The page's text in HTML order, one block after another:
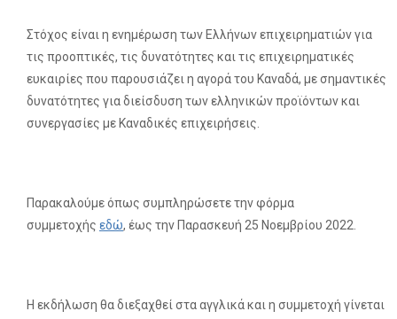
Στόχος είναι η ενημέρωση των Ελλήνων επιχειρηματιών για
τις προοπτικές, τις δυνατότητες και τις επιχειρηματικές
ευκαιρίες που παρουσιάζει η αγορά του Καναδά, με σημαντικές
δυνατότητες για διείσδυση των ελληνικών προϊόντων και
συνεργασίες με Καναδικές επιχειρήσεις.
Παρακαλούμε όπως συμπληρώσετε την φόρμα
συμμετοχής εδώ, έως την Παρασκευή 25 Νοεμβρίου 2022.
Η εκδήλωση θα διεξαχθεί στα αγγλικά και η συμμετοχή γίνεται